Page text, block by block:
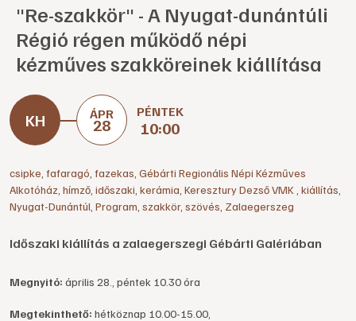
"Re-szakkör" - A Nyugat-dunántúli
Régió régen működő népi
kézműves szakköreinek kiállítása
ÁPR
28
PÉNTEK
10:00
csipke fafaragó fazekas Gébárti Regionális Népi Kézműves
Alkotóház hímző időszaki kerámia Keresztury Dezső VMK kiállítás
Nyugat-Dunántúl Program szakkör, szövés Zalaegerszeg
Időszaki kiállítás a zalaegerszegi Gébárti Galériában
Megnyitó: április 28., péntek 10.30 óra
Megtekinthető: hétköznap 10.00-15.00,